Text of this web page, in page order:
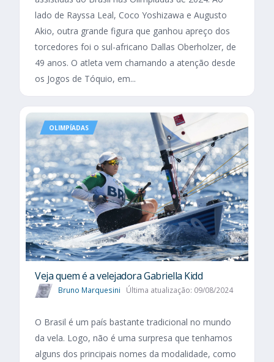
lado de Rayssa Leal, Coco Yoshizawa e Augusto
Akio, outra grande figura que ganhou apreço dos
torcedores foi o sul-africano Dallas Oberholzer, de
49 anos. O atleta vem chamando a atenção desde
os Jogos de Tóquio, em...
OLIMPÍADAS
Veja quem é a velejadora Gabriella Kidd
Bruno Marquesini Última atualização: 09/08/2024
O Brasil é um país bastante tradicional no mundo
da vela. Logo, não é uma surpresa que tenhamos
alguns dos principais nomes da modalidade, como